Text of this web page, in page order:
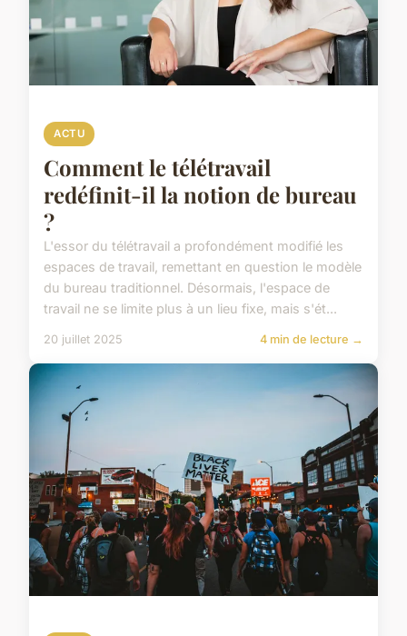
ACTU
Comment le télétravail
redéfinit-il la notion de bureau
?
L'essor du télétravail a profondément modifié les
espaces de travail, remettant en question le modèle
du bureau traditionnel. Désormais, l'espace de
travail ne se limite plus à un lieu fixe, mais s'ét...
20 juillet 2025 4 min de lecture →